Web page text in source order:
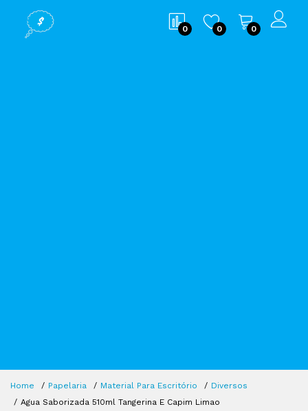
0 0 0
Home Papelaria Material Para Escritório
Diversos
Agua Saborizada 510ml Tangerina E Capim Limao